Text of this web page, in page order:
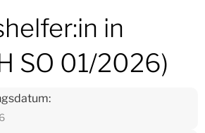
in
SO 01/2026)